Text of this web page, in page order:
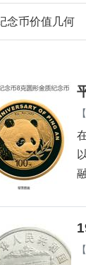
念币价值几何
【
【